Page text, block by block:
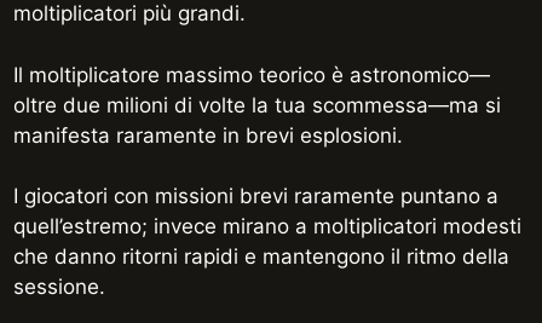
moltiplicatori più grandi.
Il moltiplicatore massimo teorico è astronomico—
oltre due milioni di volte la tua scommessa—ma si
manifesta raramente in brevi esplosioni.
I giocatori con missioni brevi raramente puntano a
quell’estremo; invece mirano a moltiplicatori modesti
che danno ritorni rapidi e mantengono il ritmo della
sessione.